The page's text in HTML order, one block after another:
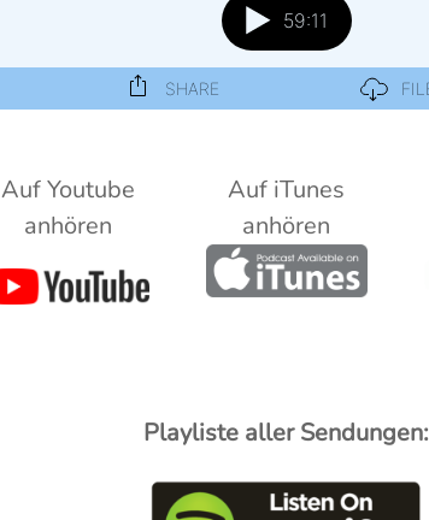
Auf Youtube
anhören
Auf iTunes
anhören
Playliste aller Sendungen: